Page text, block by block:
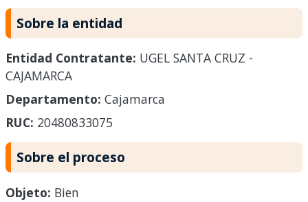
Sobre la entidad
Entidad Contratante: UGEL SANTA CRUZ -
CAJAMARCA
Departamento: Cajamarca
RUC: 20480833075
Sobre el proceso
Objeto: Bien